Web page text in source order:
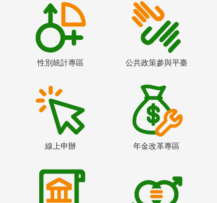
性別統計專區 公共政策參與平臺
線上申辦 年金改革專區